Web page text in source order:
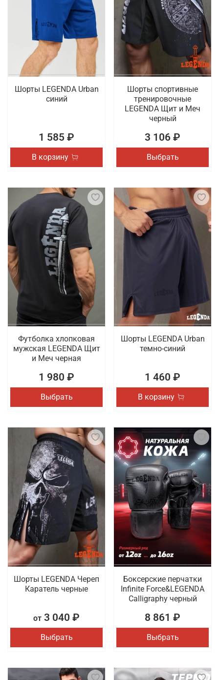
Шорты LEGENDA Urban
синий
1 585 ₽
В корзину
Шорты спортивные
тренировочные
LEGENDA Щит и Меч
черный
3 106 ₽
Выбрать
Футболка хлопковая
мужская LEGENDA Щит
и Меч черная
1 980 ₽
Выбрать
Шорты LEGENDA Urban
темно-синий
1 460 ₽
В корзину
Шорты LEGENDA Череп
Каратель черные
от 3 040 ₽
Выбрать
Боксерские перчатки
Infinite Force&LEGENDA
Calligraphy черный
8 861 ₽
Выбрать